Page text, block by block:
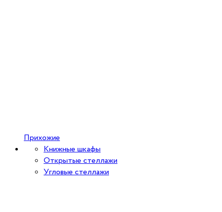
Прихожие
Книжные шкафы
Открытые стеллажи
Угловые стеллажи